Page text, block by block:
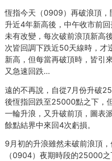
恆指今天（0909）再破浪頂
升近4年新高後，中午收市前
未有改變，每次破前浪頂新高
次皆回調下跌近50天線時，才
新高，但每當再破頂時，皆引
又急速回跌…
遠的不再說，自從7月份升破
後恆指回跌至25000點之下，
一輪升浪，又升破前頂，圖表
餘點結界中來回4次虧損。
9月初的升浪雖然未破前浪頂
（0904）夜期時段的25000